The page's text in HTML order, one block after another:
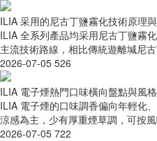
ILIA 采用的尼古丁鹽霧化技術原理
ILIA 全系列產品均采用尼古丁鹽霧
主流技術路線，相比傳統遊離堿尼
2026-07-05 526
ILIA 電子煙熱門口味橫向盤點與風
ILIA 電子煙的口味調香偏向年輕化
涼感為主，少有厚重煙草調，可按
2026-07-05 722